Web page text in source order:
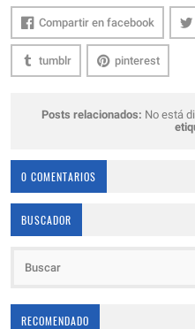
Compartir en facebook
tumblr pinterest
Posts relacionados: No está
0 COMENTARIOS
BUSCADOR
RECOMENDADO